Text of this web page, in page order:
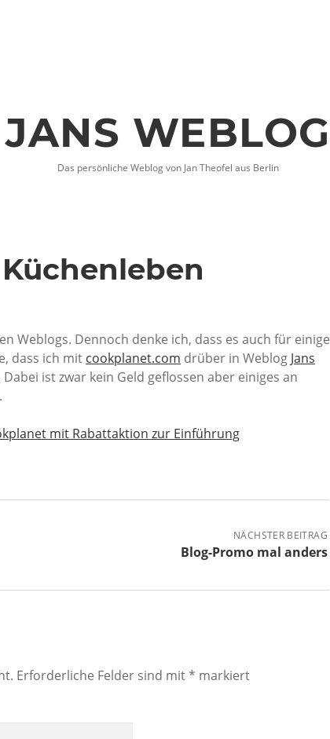
JANS WEBLOG
Das persönliche Weblog von Jan Theofel aus Berlin
Weblogs. Dennoch denke ich, dass es auch für einige
dass ich mit cookplanet.com drüber in Weblog Jans
ist zwar kein Geld geflossen aber einiges an
mit Rabattaktion zur Einführung
NÄCHSTER BEITRAG
Blog-Promo mal anders
Erforderliche Felder sind mit* markiert